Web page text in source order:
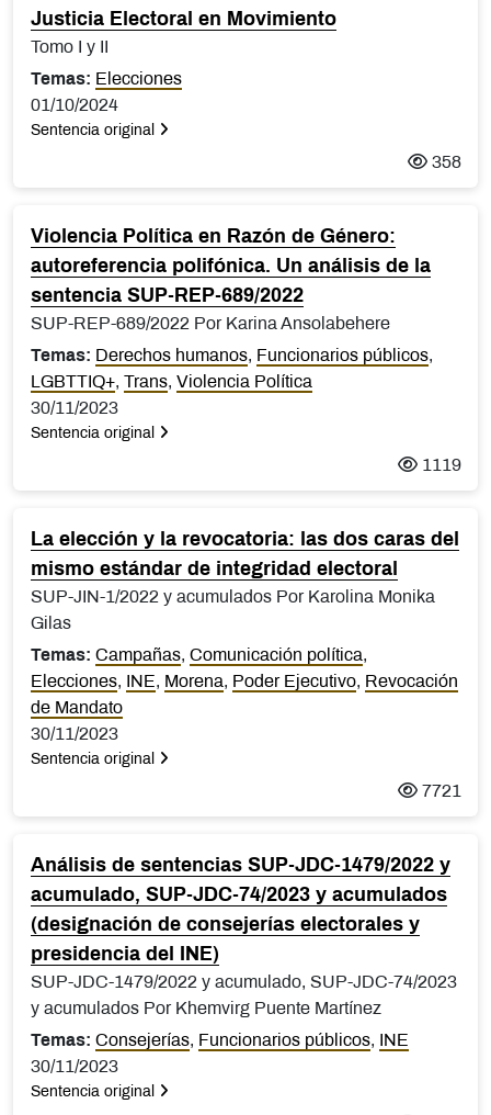
Justicia Electoral en Movimiento
Tomo I y II
Temas: Elecciones
01/10/2024
Sentencia original
358
Violencia Política en Razón de Género:
autoreferencia polifónica. Un análisis de la
sentencia SUP-REP-689/2022
SUP-REP-689/2022 Por Karina Ansolabehere
Temas: Derechos humanos, Funcionarios públicos,
LGBTTIQ+, Trans, Violencia Política
30/11/2023
Sentencia original
1119
La elección y la revocatoria: las dos caras del
mismo estándar de integridad electoral
SUP-JIN-1/2022 y acumulados Por Karolina Monika
Gilas
Temas: Campañas, Comunicación política,
Elecciones, INE, Morena, Poder Ejecutivo, Revocación
de Mandato
30/11/2023
Sentencia original
7721
Análisis de sentencias SUP-JDC-1479/2022 y
acumulado, SUP-JDC-74/2023 y acumulados
(designación de consejerías electorales y
presidencia del INE)
SUP-JDC-1479/2022 y acumulado, SUP-JDC-74/2023
y acumulados Por Khemvirg Puente Martínez
Temas: Consejerías, Funcionarios públicos,
INE
30/11/2023
Sentencia original